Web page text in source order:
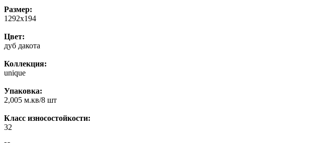
Размер:
1292x194
Цвет:
дуб дакота
Коллекция:
unique
Упаковка:
2,005 м.кв/8 шт
Класс износостойкости:
32